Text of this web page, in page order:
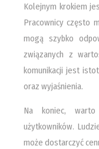
Kolejnym krokiem
Pracownicy często
mogą szybko
związanych z
komunikacji jest
oraz wyjaśnienia.
Na koniec,
użytkowników.
może dostarczyć